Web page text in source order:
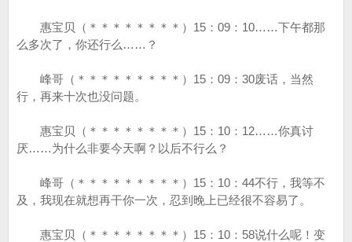
惠宝贝（＊＊＊＊＊＊＊＊）15：09：10……下午都那
么多次了，你还行么……？
峰哥（＊＊＊＊＊＊＊＊＊）15：09：30废话，当然
行，再来十次也没问题。
惠宝贝（＊＊＊＊＊＊＊＊）15：10：12……你真讨
厌……为什么非要今天啊？以后不行么？
峰哥（＊＊＊＊＊＊＊＊＊）15：10：44不行，我等不
及，我现在就想再干你一次，忍到晚上已经很不容易了。
惠宝贝（＊＊＊＊＊＊＊＊）15：10：58说什么呢！变